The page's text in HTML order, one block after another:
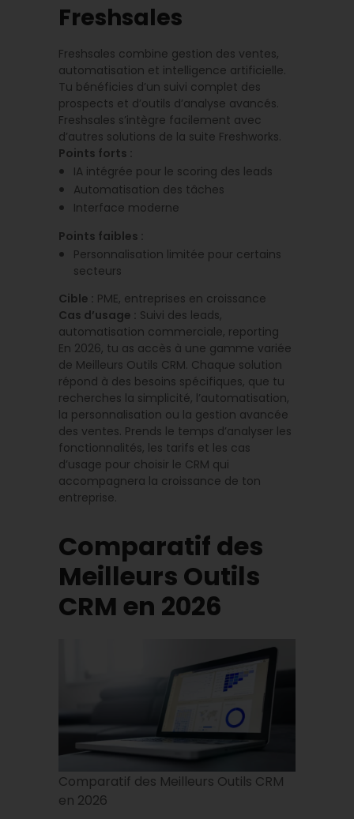
Freshsales
Freshsales combine gestion des ventes,
automatisation et intelligence artificielle.
Tu bénéficies d’un suivi complet des
prospects et d’outils d’analyse avancés.
Freshsales s’intègre facilement avec
d’autres solutions de la suite Freshworks.
Points forts :
IA intégrée pour le scoring des leads
Automatisation des tâches
Interface moderne
Points faibles :
Personnalisation limitée pour certains
secteurs
Cible : PME, entreprises en croissance
Cas d’usage : Suivi des leads,
automatisation commerciale, reporting
En 2026, tu as accès à une gamme variée
de Meilleurs Outils CRM. Chaque solution
répond à des besoins spécifiques, que tu
recherches la simplicité, l’automatisation,
la personnalisation ou la gestion avancée
des ventes. Prends le temps d’analyser les
fonctionnalités, les tarifs et les cas
d’usage pour choisir le CRM qui
accompagnera la croissance de ton
entreprise.
Comparatif des
Meilleurs Outils
CRM en 2026
Comparatif des Meilleurs Outils CRM
en 2026